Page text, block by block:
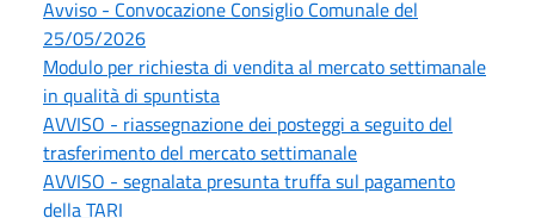
Avviso - Convocazione Consiglio Comunale del
25/05/2026
Modulo per richiesta di vendita al mercato settimanale
in qualità di spuntista
AVVISO - riassegnazione dei posteggi a seguito del
trasferimento del mercato settimanale
AVVISO - segnalata presunta truffa sul pagamento
della TARI